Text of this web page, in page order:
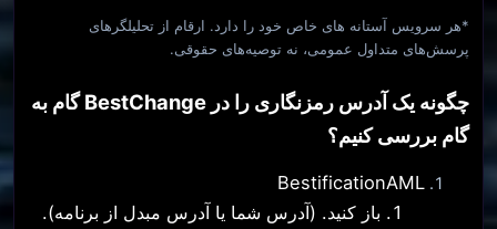
*هر سرویس آستانه های خاص خود را دارد. ارقام از تحلیلگرهای
پرسش‌های متداول عمومی، نه توصیه‌های حقوقی.
چگونه یک آدرس رمزنگاری را در BestChange گام به
گام بررسی کنیم؟
BestificationAML
باز کنید. (آدرس شما یا آدرس مبدل از برنامه).